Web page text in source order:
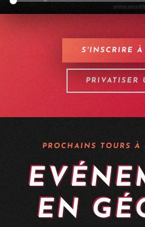
S'INSCRIRE
PRIVATISER
PROCHAINS TOURS À
EN